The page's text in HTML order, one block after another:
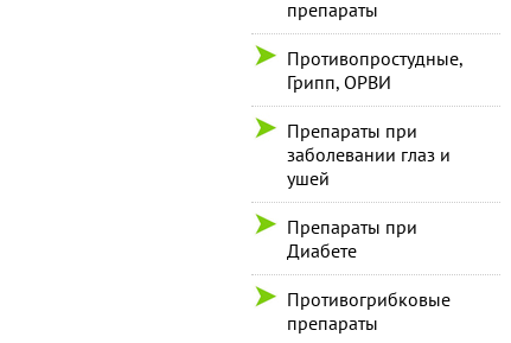
препараты
Противопростудные,
Грипп, ОРВИ
Препараты при
заболевании глаз и
ушей
Препараты при
Диабете
Противогрибковые
препараты